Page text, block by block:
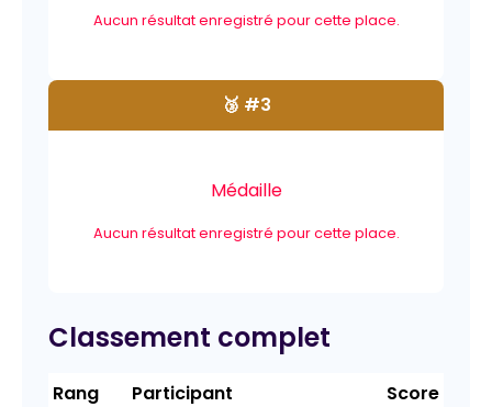
Aucun résultat enregistré pour cette place.
🥉 #3
Médaille
Aucun résultat enregistré pour cette place.
Classement complet
Rang Participant
Score